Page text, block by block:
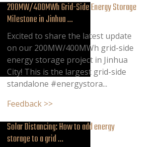
200MW/400MWh Grid-Side Energy Storage
Milestone in Jinhua …
Excited to share the latest update
on our 200MW/400MWh grid-side
energy storage project in Jinhua
City! This is the largest grid-side
standalone #energystora...
Feedback >>
Solar Distancing: How to add energy
storage to a grid …